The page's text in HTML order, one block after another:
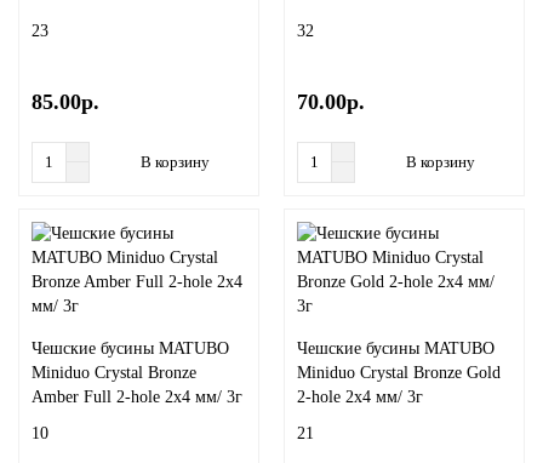
23
85.00р.
В корзину
32
70.00р.
В корзину
Чешские бусины MATUBO
Miniduo Crystal Bronze
Amber Full 2-hole 2x4 мм/ 3г
10
Чешские бусины MATUBO
Miniduo Crystal Bronze Gold
2-hole 2x4 мм/ 3г
21